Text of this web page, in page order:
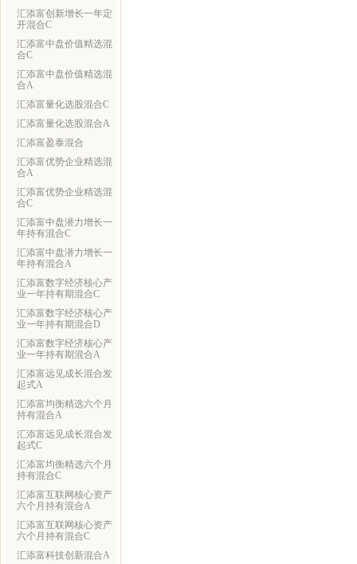
汇添富创新增长一年定
开混合C
汇添富中盘价值精选混
合C
汇添富中盘价值精选混
合A
汇添富量化选股混合C
汇添富量化选股混合A
汇添富盈泰混合
汇添富优势企业精选混
合A
汇添富优势企业精选混
合C
汇添富中盘潜力增长一
年持有混合C
汇添富中盘潜力增长一
年持有混合A
汇添富数字经济核心产
业一年持有期混合C
汇添富数字经济核心产
业一年持有期混合D
汇添富数字经济核心产
业一年持有期混合A
汇添富远见成长混合发
起式A
汇添富均衡精选六个月
持有混合A
汇添富远见成长混合发
起式C
汇添富均衡精选六个月
持有混合C
汇添富互联网核心资产
六个月持有混合A
汇添富互联网核心资产
六个月持有混合C
汇添富科技创新混合A